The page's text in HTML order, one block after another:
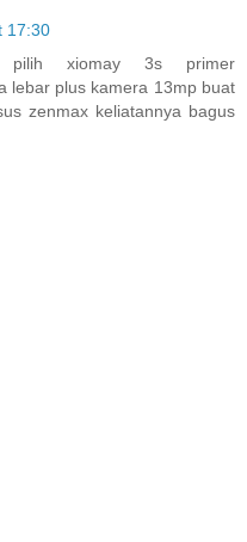
17:30
pilih xiomay 3s primer
lebar plus kamera 13mp buat
zenmax keliatannya bagus